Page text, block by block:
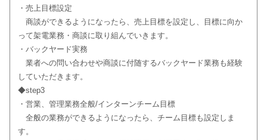
・売上目標設定
商談ができるようになったら、売上目標を設定し、目標に向か
って架電業務・商談に取り組んでいきます。
・バックヤード実務
業者への問い合わせや商談に付随するバックヤード業務も経験
していただきます。
◆step3
・営業、管理業務全般/インターンチーム目標
全般の業務ができるようになったら、チーム目標も設定しま
す。